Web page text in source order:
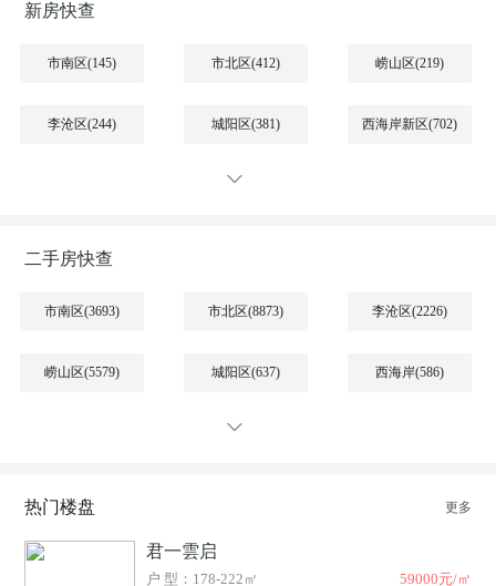
新房快查
市南区(145) 市北区(412) 崂山区(219)
李沧区(244) 城阳区(381) 西海岸新区(702)
即墨(284)
平度(114)
二手房快查
市南区(3693) 市北区(8873) 李沧区(2226)
崂山区(5579) 城阳区(637) 西海岸(586)
即墨区(1132)
平度市(19)
热门楼盘 更多
君一雲启
户 型：178-222㎡
59000元/㎡